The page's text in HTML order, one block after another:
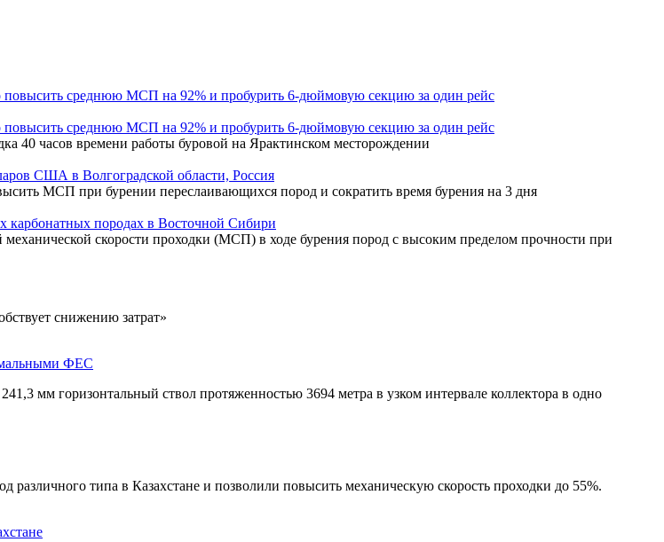
повысить среднюю МСП на 92% и пробурить 6-дюймовую секцию за один рейс
повысить среднюю МСП на 92% и пробурить 6-дюймовую секцию за один рейс
40 часов времени работы буровой на Ярактинском месторождении
США в Волгоградской области, Россия
МСП при бурении переслаивающихся пород и сократить время бурения на 3 дня
карбонатных породах в Восточной Сибири
скорости проходки (МСП) в ходе бурения пород с высоким пределом прочности при
снижению затрат»
ФЕС
мм горизонтальный ствол протяженностью 3694 метра в узком интервале коллектора в одно
типа в Казахстане и позволили повысить механическую скорость проходки до 55%.